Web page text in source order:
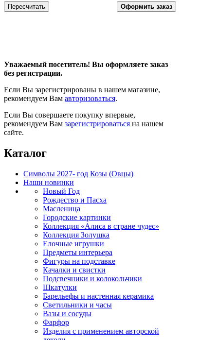
Уважаемый посетитель! Вы оформляете заказ
без регистрации.
Если Вы зарегистрированы в нашем магазине,
рекомендуем Вам авторизоваться.
Если Вы совершаете покупку впервые,
рекомендуем Вам зарегистрироваться на нашем
сайте.
Каталог
Символы 2027- год Козы (Овцы)
Наши новинки
Новый Год
Рождество и Пасха
Масленица
Городские картинки
Коллекция «Алиса в стране чудес»
Коллекция Золушка
Елочные игрушки
Предметы интерьера
Фигуры на подставке
Качалки и свистки
Подсвечники и колокольчики
Шкатулки
Барельефы и настенная керамика
Светильники и часы
Вазы и сосуды
Фарфор
Изделия с применением авторской